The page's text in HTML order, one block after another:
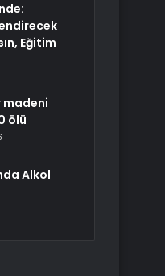
Eğitim
madeni
ölü
Alkol